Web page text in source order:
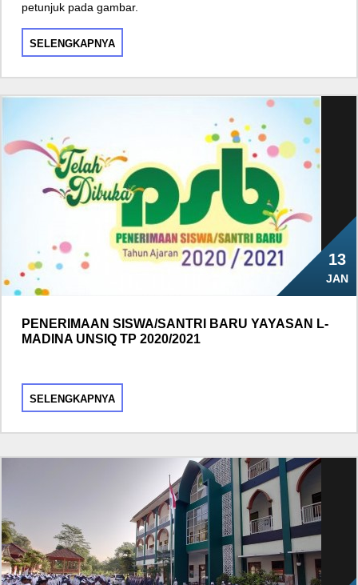
petunjuk pada gambar.
SELENGKAPNYA
13
JAN
PENERIMAAN SISWA/SANTRI BARU YAYASAN L-
MADINA UNSIQ TP 2020/2021
SELENGKAPNYA